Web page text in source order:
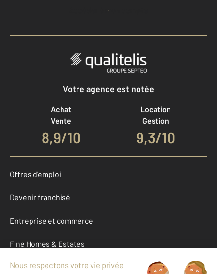
Accéder à mon compte
Votre agence est notée
Achat
Vente
8,9/10
Location
Gestion
9,3/10
Offres d'emploi
Devenir franchisé
Entreprise et commerce
Fine Homes & Estates
À propos